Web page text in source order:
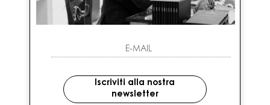
Iscriviti alla nostra
newsletter